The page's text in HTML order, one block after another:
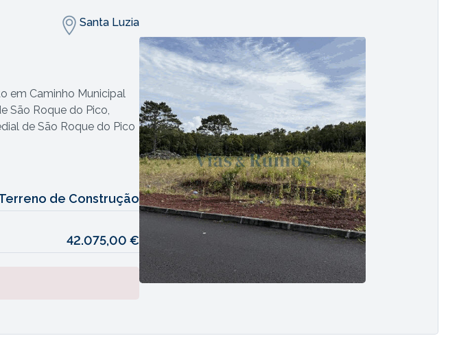
Santa Luzia
em Caminho Municipal
São Roque do Pico,
de São Roque do Pico
de Construção
42.075,00 €